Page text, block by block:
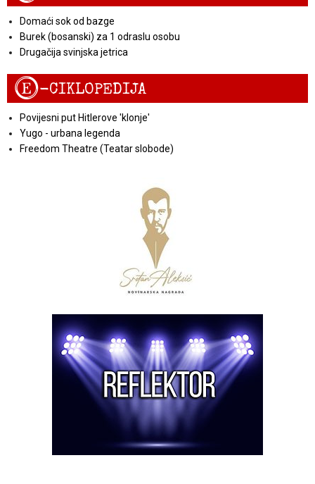
Domaći sok od bazge
Burek (bosanski) za 1 odraslu osobu
Drugačija svinjska jetrica
E-CIKLOPEDIJA
Povijesni put Hitlerove 'klonje'
Yugo - urbana legenda
Freedom Theatre (Teatar slobode)